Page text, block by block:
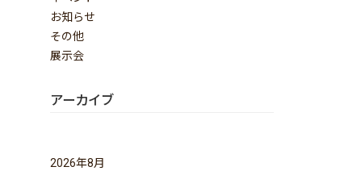
お知らせ
その他
展示会
アーカイブ
2026年8月